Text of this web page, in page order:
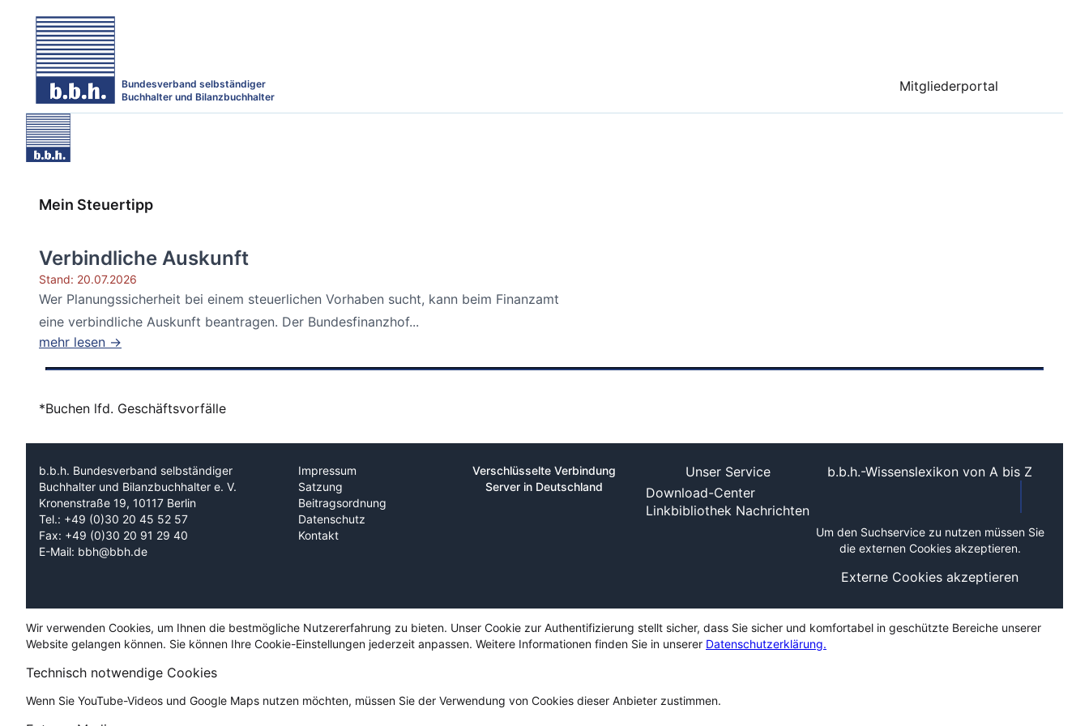
Bundesverband selbständiger
Buchhalter und Bilanzbuchhalter
Mitgliederportal
Mein Steuertipp
Verbindliche Auskunft
Stand: 20.07.2026
Wer Planungssicherheit bei einem steuerlichen Vorhaben sucht, kann beim Finanzamt
eine verbindliche Auskunft beantragen. Der Bundesfinanzhof...
mehr lesen →
*Buchen lfd. Geschäftsvorfälle
b.b.h. Bundesverband selbständiger
Buchhalter und Bilanzbuchhalter e. V.
Kronenstraße 19, 10117 Berlin
Tel.: +49 (0)30 20 45 52 57
Fax: +49 (0)30 20 91 29 40
E-Mail: bbh@bbh.de
Impressum
Satzung
Beitragsordnung
Datenschutz
Kontakt
Verschlüsselte Verbindung
Server in Deutschland
Unser Service
Download-Center
Linkbibliothek Nachrichten
b.b.h.-Wissenslexikon von A bis Z
Um den Suchservice zu nutzen müssen Sie
die externen Cookies akzeptieren.
Externe Cookies akzeptieren
Wir verwenden Cookies, um Ihnen die bestmögliche Nutzererfahrung zu bieten. Unser Cookie zur Authentifizierung stellt sicher, dass Sie sicher und komfortabel in geschützte Bereiche unserer
Website gelangen können. Sie können Ihre Cookie-Einstellungen jederzeit anpassen. Weitere Informationen finden Sie in unserer Datenschutzerklärung.
Technisch notwendige Cookies
Wenn Sie YouTube-Videos und Google Maps nutzen möchten, müssen Sie der Verwendung von Cookies dieser Anbieter zustimmen.